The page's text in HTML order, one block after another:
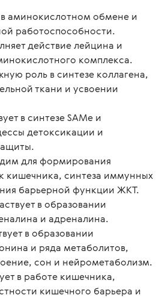
в аминокислотном обмене и
работоспособности.
действие лейцина и
комплекса.
роль в синтезе коллагена,
ткани и усвоении
в синтезе SAMe и
детоксикации и
для формирования
кишечника, синтеза иммунных
барьерной функции ЖКТ.
в образовании
и адреналина.
в образовании
и ряда метаболитов,
сон и нейрометаболизм.
в работе кишечника,
кишечного барьера и